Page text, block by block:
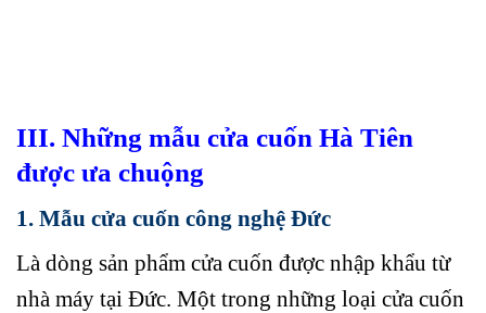
III. Những mẫu cửa cuốn Hà Tiên
được ưa chuộng
1. Mẫu cửa cuốn công nghệ Đức
Là dòng sản phẩm cửa cuốn được nhập khẩu từ
nhà máy tại Đức. Một trong những loại cửa cuốn